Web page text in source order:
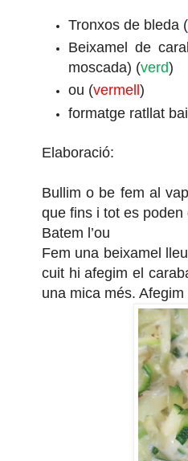
Tronxos de bleda (
Beixamel de
moscada) (verd)
ou (vermell )
formatge ratllat
Elaboració:
Bullim o be fem al
que fins i tot es poden
Batem l’ou
Fem una beixamel
cuit hi afegim el
una mica més.